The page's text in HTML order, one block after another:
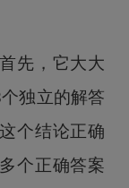
先，它大大
独立的解答
个结论正确
个正确答案